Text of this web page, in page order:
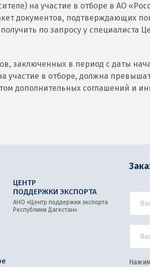
на участие в отборе в АО
документов, подтверждающих
по запросу у специалиста
заключенных в период с даты
участие в отборе, должна
дополнительных соглашений и
ЦЕНТР
ПОДДЕРЖКИ ЭКСПОРТА
АНО «Центр поддержки экспорта
Республики Дагестан»